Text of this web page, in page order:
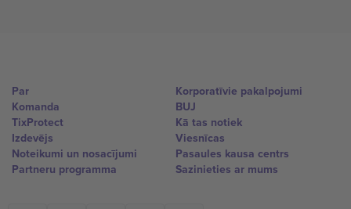
Par
Komanda
TixProtect
Izdevējs
Noteikumi un nosacījumi
Partneru programma
Korporatīvie pakalpojumi
BUJ
Kā tas notiek
Viesnīcas
Pasaules kausa centrs
Sazinieties ar mums